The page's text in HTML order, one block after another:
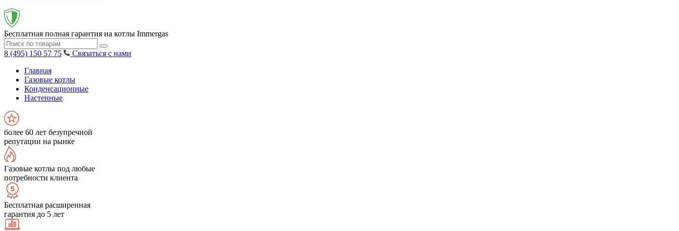
Бесплатная полная гарантия на котлы Immergas
8 (495) 150 57 75
Связаться с нами
Главная
Газовые котлы
Конденсационные
Настенные
более 60 лет безупречной
репутации на рынке
Газовые котлы под любые
потребности клиента
Бесплатная расширенная
гарантия до 5 лет